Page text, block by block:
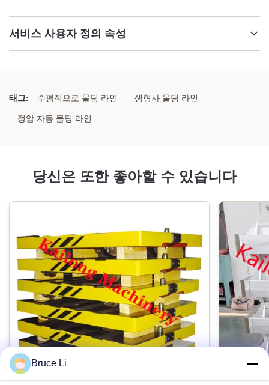
서비스 사용자 정의 속성
적용:
보증:
PLC
애프터 서비스:
4 시간 응답,
상태:
브랜드 뉴
종류 1:
태그: 수평적으로 몰딩 라인
생형사 몰딩 라인
정압 자동 몰딩 라인
당신은 또한 좋아할 수 있습니다
Bruce Li